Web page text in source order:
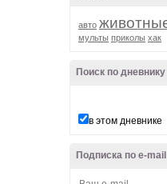
авто
мульты приколы хак
Поиск по дневнику
в этом дневнике
Подписка по e-mail